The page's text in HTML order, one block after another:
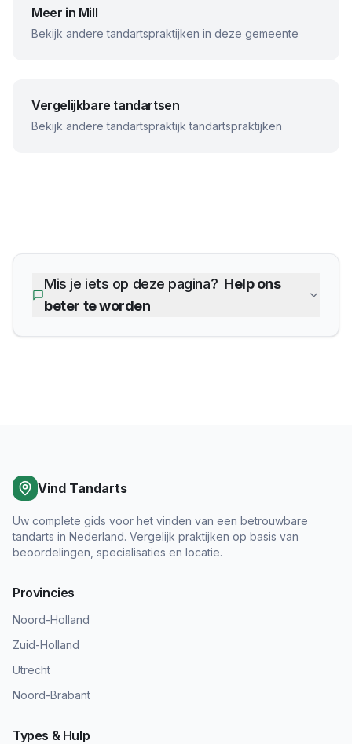
Meer in Mill
Bekijk andere tandartspraktijken in deze gemeente
Vergelijkbare tandartsen
Bekijk anderetandartspraktijk tandartspraktijken
Mis je iets op deze pagina? Help ons
beter te worden
Vind Tandarts
Uw complete gids voor het vinden van een betrouwbare
tandarts in Nederland. Vergelijk praktijken op basis van
beoordelingen, specialisaties en locatie.
Provincies
Noord-Holland
Zuid-Holland
Utrecht
Noord-Brabant
Types & Hulp